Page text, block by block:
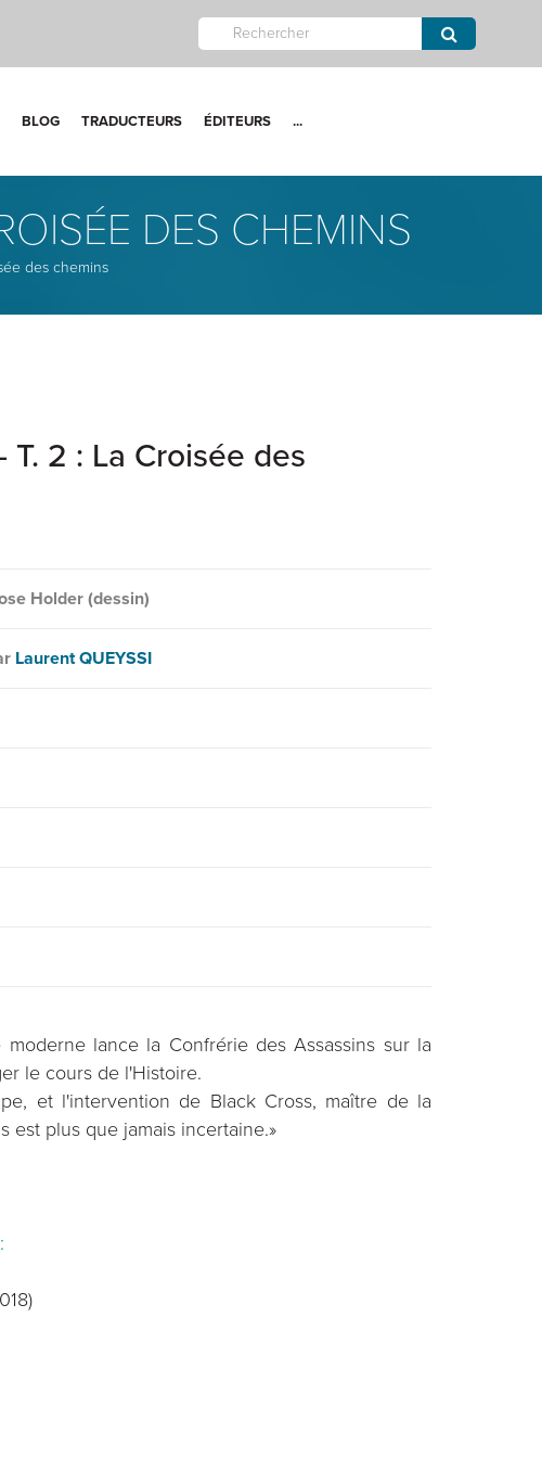
BLOG TRADUCTEURS ÉDITEURS ...
DES CHEMINS
des chemins
2 : La Croisée des
Holder (dessin)
Laurent QUEYSSI
lance la Confrérie des Assassins sur la
le cours de l'Histoire.
et l'intervention de Black Cross, maître de la
est plus que jamais incertaine.»
: